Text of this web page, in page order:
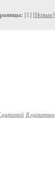
[1] [Новые]
цитатой В цитатник